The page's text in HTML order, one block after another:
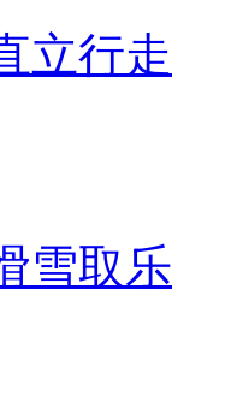
立行走
雪取乐